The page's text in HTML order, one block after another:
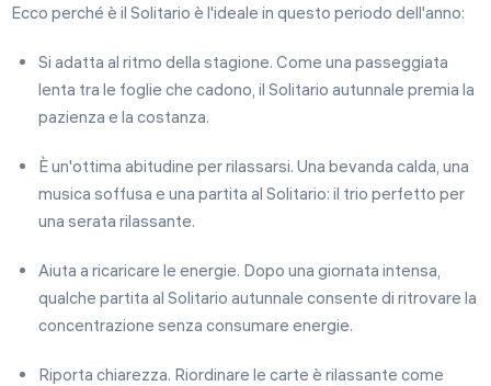
Ecco perché è il Solitario è l'ideale in questo periodo dell'anno:
Si adatta al ritmo della stagione. Come una passeggiata
lenta tra le foglie che cadono, il Solitario autunnale premia la
pazienza e la costanza.
È un'ottima abitudine per rilassarsi. Una bevanda calda, una
musica soffusa e una partita al Solitario: il trio perfetto per
una serata rilassante.
Aiuta a ricaricare le energie. Dopo una giornata intensa,
qualche partita al Solitario autunnale consente di ritrovare la
concentrazione senza consumare energie.
Riporta chiarezza. Riordinare le carte è rilassante come